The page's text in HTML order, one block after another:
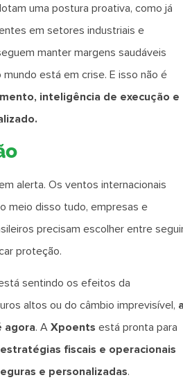
uma postura proativa, como já
em setores industriais e
manter margens saudáveis
está em crise. E isso não é
inteligência de execução e
alerta. Os ventos internacionais
meio disso tudo, empresas e
precisam escolher entre
proteção.
sentindo os efeitos da
altos ou do câmbio imprevisível,
agora. A Xpoents está pronta para
estratégias fiscais e operacionais
e personalizadas.